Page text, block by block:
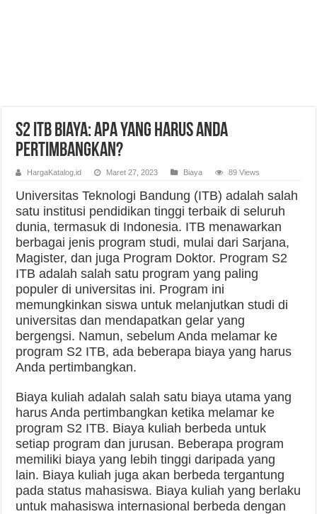
S2 ITB Biaya: Apa yang Harus Anda
Pertimbangkan?
HargaKatalog.id Maret 27, 2023 Biaya 89 Views
Universitas Teknologi Bandung (ITB) adalah salah
satu institusi pendidikan tinggi terbaik di seluruh
dunia, termasuk di Indonesia. ITB menawarkan
berbagai jenis program studi, mulai dari Sarjana,
Magister, dan juga Program Doktor. Program S2
ITB adalah salah satu program yang paling
populer di universitas ini. Program ini
memungkinkan siswa untuk melanjutkan studi di
universitas dan mendapatkan gelar yang
bergengsi. Namun, sebelum Anda melamar ke
program S2 ITB, ada beberapa biaya yang harus
Anda pertimbangkan.
Biaya kuliah adalah salah satu biaya utama yang
harus Anda pertimbangkan ketika melamar ke
program S2 ITB. Biaya kuliah berbeda untuk
setiap program dan jurusan. Beberapa program
memiliki biaya yang lebih tinggi daripada yang
lain. Biaya kuliah juga akan berbeda tergantung
pada status mahasiswa. Biaya kuliah yang berlaku
untuk mahasiswa internasional berbeda dengan